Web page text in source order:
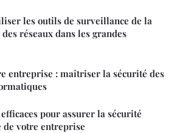
les outils de surveillance de la
réseaux dans les grandes
entreprise : maîtriser la sécurité des
pour assurer la sécurité
votre entreprise